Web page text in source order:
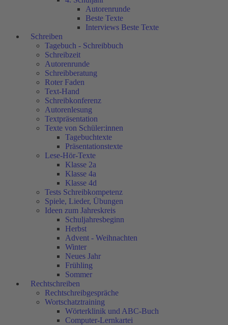
Autorenrunde
Beste Texte
Interviews Beste Texte
Schreiben
Tagebuch - Schreibbuch
Schreibzeit
Autorenrunde
Schreibberatung
Roter Faden
Text-Hand
Schreibkonferenz
Autorenlesung
Textpräsentation
Texte von Schüler:innen
Tagebuchtexte
Präsentationstexte
Lese-Hör-Texte
Klasse 2a
Klasse 4a
Klasse 4d
Tests Schreibkompetenz
Spiele, Lieder, Übungen
Ideen zum Jahreskreis
Schuljahresbeginn
Herbst
Advent - Weihnachten
Winter
Neues Jahr
Frühling
Sommer
Rechtschreiben
Rechtschreibgespräche
Wortschatztraining
Wörterklinik und ABC-Buch
Computer-Lernkartei